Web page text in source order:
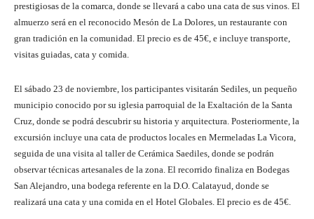
prestigiosas de la comarca, donde se llevará a cabo una cata de sus vinos. El
almuerzo será en el reconocido Mesón de La Dolores, un restaurante con
gran tradición en la comunidad. El precio es de 45€, e incluye transporte,
visitas guiadas, cata y comida.
El sábado 23 de noviembre, los participantes visitarán Sediles, un pequeño
municipio conocido por su iglesia parroquial de la Exaltación de la Santa
Cruz, donde se podrá descubrir su historia y arquitectura. Posteriormente, la
excursión incluye una cata de productos locales en Mermeladas La Vicora,
seguida de una visita al taller de Cerámica Saediles, donde se podrán
observar técnicas artesanales de la zona. El recorrido finaliza en Bodegas
San Alejandro, una bodega referente en la D.O. Calatayud, donde se
realizará una cata y una comida en el Hotel Globales. El precio es de 45€.